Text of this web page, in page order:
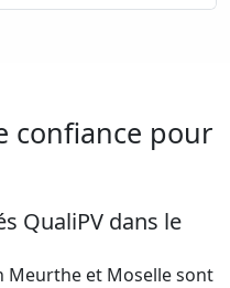
confiance pour
QualiPV dans le
Meurthe et Moselle sont